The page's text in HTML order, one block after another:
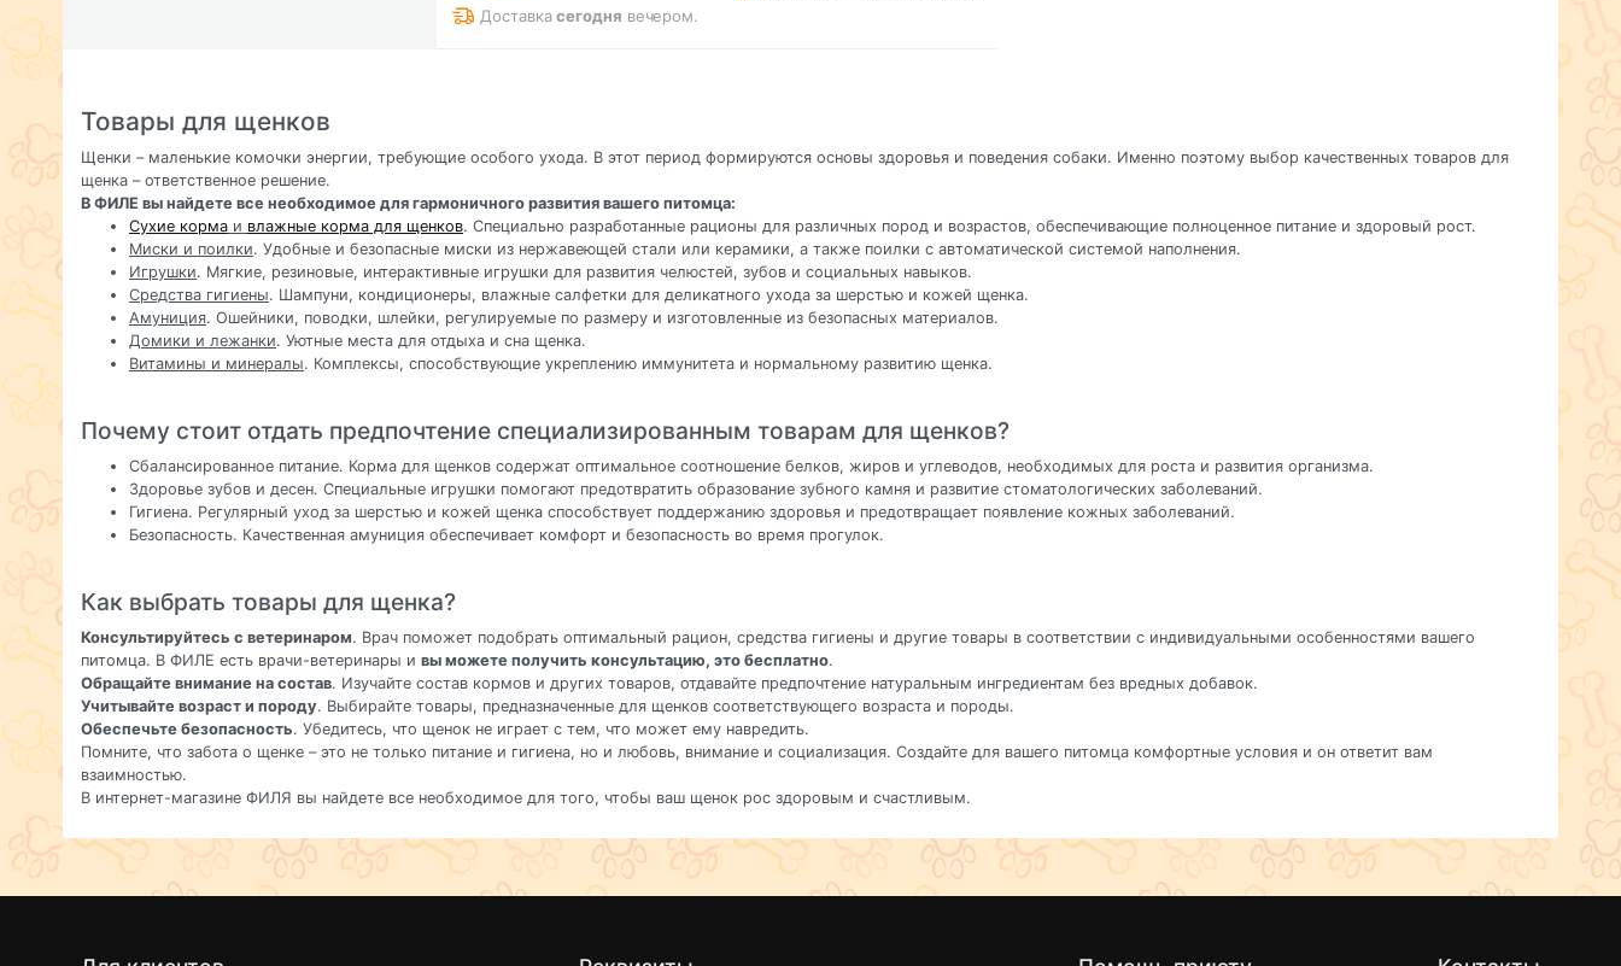
Доставкасегодня вечером.
Товары для щенков
Щенки – маленькие комочки энергии, требующие особого ухода. В этот период формируются основы здоровья и поведения собаки. Именно поэтому выбор качественных товаров для
щенка – ответственное решение.
В ФИЛЕ вы найдете все необходимое для гармоничного развития вашего питомца:
Сухие корма и влажные корма для щенков. Специально разработанные рационы для различных пород и возрастов, обеспечивающие полноценное питание и здоровый рост.
Миски и поилки. Удобные и безопасные миски из нержавеющей стали или керамики, а также поилки с автоматической системой наполнения.
Игрушки. Мягкие, резиновые, интерактивные игрушки для развития челюстей, зубов и социальных навыков.
Средства гигиены. Шампуни, кондиционеры, влажные салфетки для деликатного ухода за шерстью и кожей щенка.
Амуниция. Ошейники, поводки, шлейки, регулируемые по размеру и изготовленные из безопасных материалов.
Домики и лежанки. Уютные места для отдыха и сна щенка.
Витамины и минералы. Комплексы, способствующие укреплению иммунитета и нормальному развитию щенка.
Почему стоит отдать предпочтение специализированным товарам для щенков?
Сбалансированное питание. Корма для щенков содержат оптимальное соотношение белков, жиров и углеводов, необходимых для роста и развития организма.
Здоровье зубов и десен. Специальные игрушки помогают предотвратить образование зубного камня и развитие стоматологических заболеваний.
Гигиена. Регулярный уход за шерстью и кожей щенка способствует поддержанию здоровья и предотвращает появление кожных заболеваний.
Безопасность. Качественная амуниция обеспечивает комфорт и безопасность во время прогулок.
Как выбрать товары для щенка?
Консультируйтесь с ветеринаром. Врач поможет подобрать оптимальный рацион, средства гигиены и другие товары в соответствии с индивидуальными особенностями вашего
питомца. В ФИЛЕ есть врачи-ветеринары и вы можете получить консультацию, это бесплатно.
Обращайте внимание на состав. Изучайте состав кормов и других товаров, отдавайте предпочтение натуральным ингредиентам без вредных добавок.
Учитывайте возраст и породу. Выбирайте товары, предназначенные для щенков соответствующего возраста и породы.
Обеспечьте безопасность. Убедитесь, что щенок не играет с тем, что может ему навредить.
Помните, что забота о щенке – это не только питание и гигиена, но и любовь, внимание и социализация. Создайте для вашего питомца комфортные условия и он ответит вам
взаимностью.
В интернет-магазине ФИЛЯ вы найдете все необходимое для того, чтобы ваш щенок рос здоровым и счастливым.